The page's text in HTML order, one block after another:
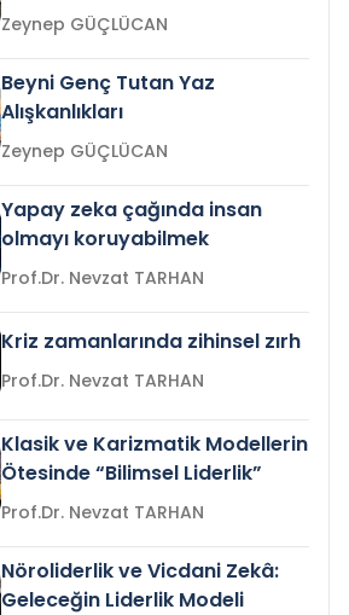
Zeynep GÜÇLÜCAN
Beyni Genç Tutan Yaz
Alışkanlıkları
Zeynep GÜÇLÜCAN
Yapay zeka çağında insan
olmayı koruyabilmek
Prof.Dr. Nevzat TARHAN
Kriz zamanlarında zihinsel zırh
Prof.Dr. Nevzat TARHAN
Klasik ve Karizmatik Modellerin
Ötesinde “Bilimsel Liderlik”
Prof.Dr. Nevzat TARHAN
Nöroliderlik ve Vicdani Zekâ:
Geleceğin Liderlik Modeli